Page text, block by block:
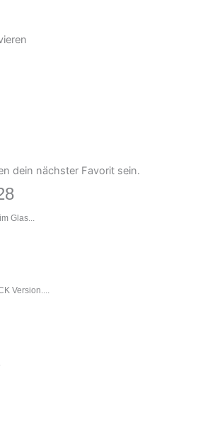
dein nächster Favorit sein.
Glas...
Version....